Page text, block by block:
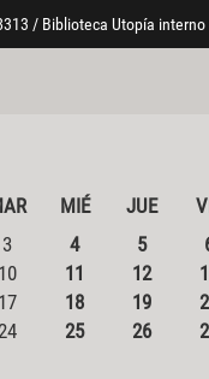
/ Biblioteca Utopía interno
MIÉ JUE
3 4 5
10 11 12
17 18 19
24 25 26